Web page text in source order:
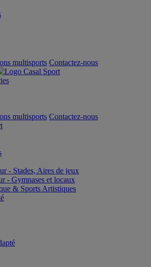
multisports Contactez-nous
multisports Contactez-nous
- Stades, Aires de jeux
- Gymnases et locaux
& Sports Artistiques